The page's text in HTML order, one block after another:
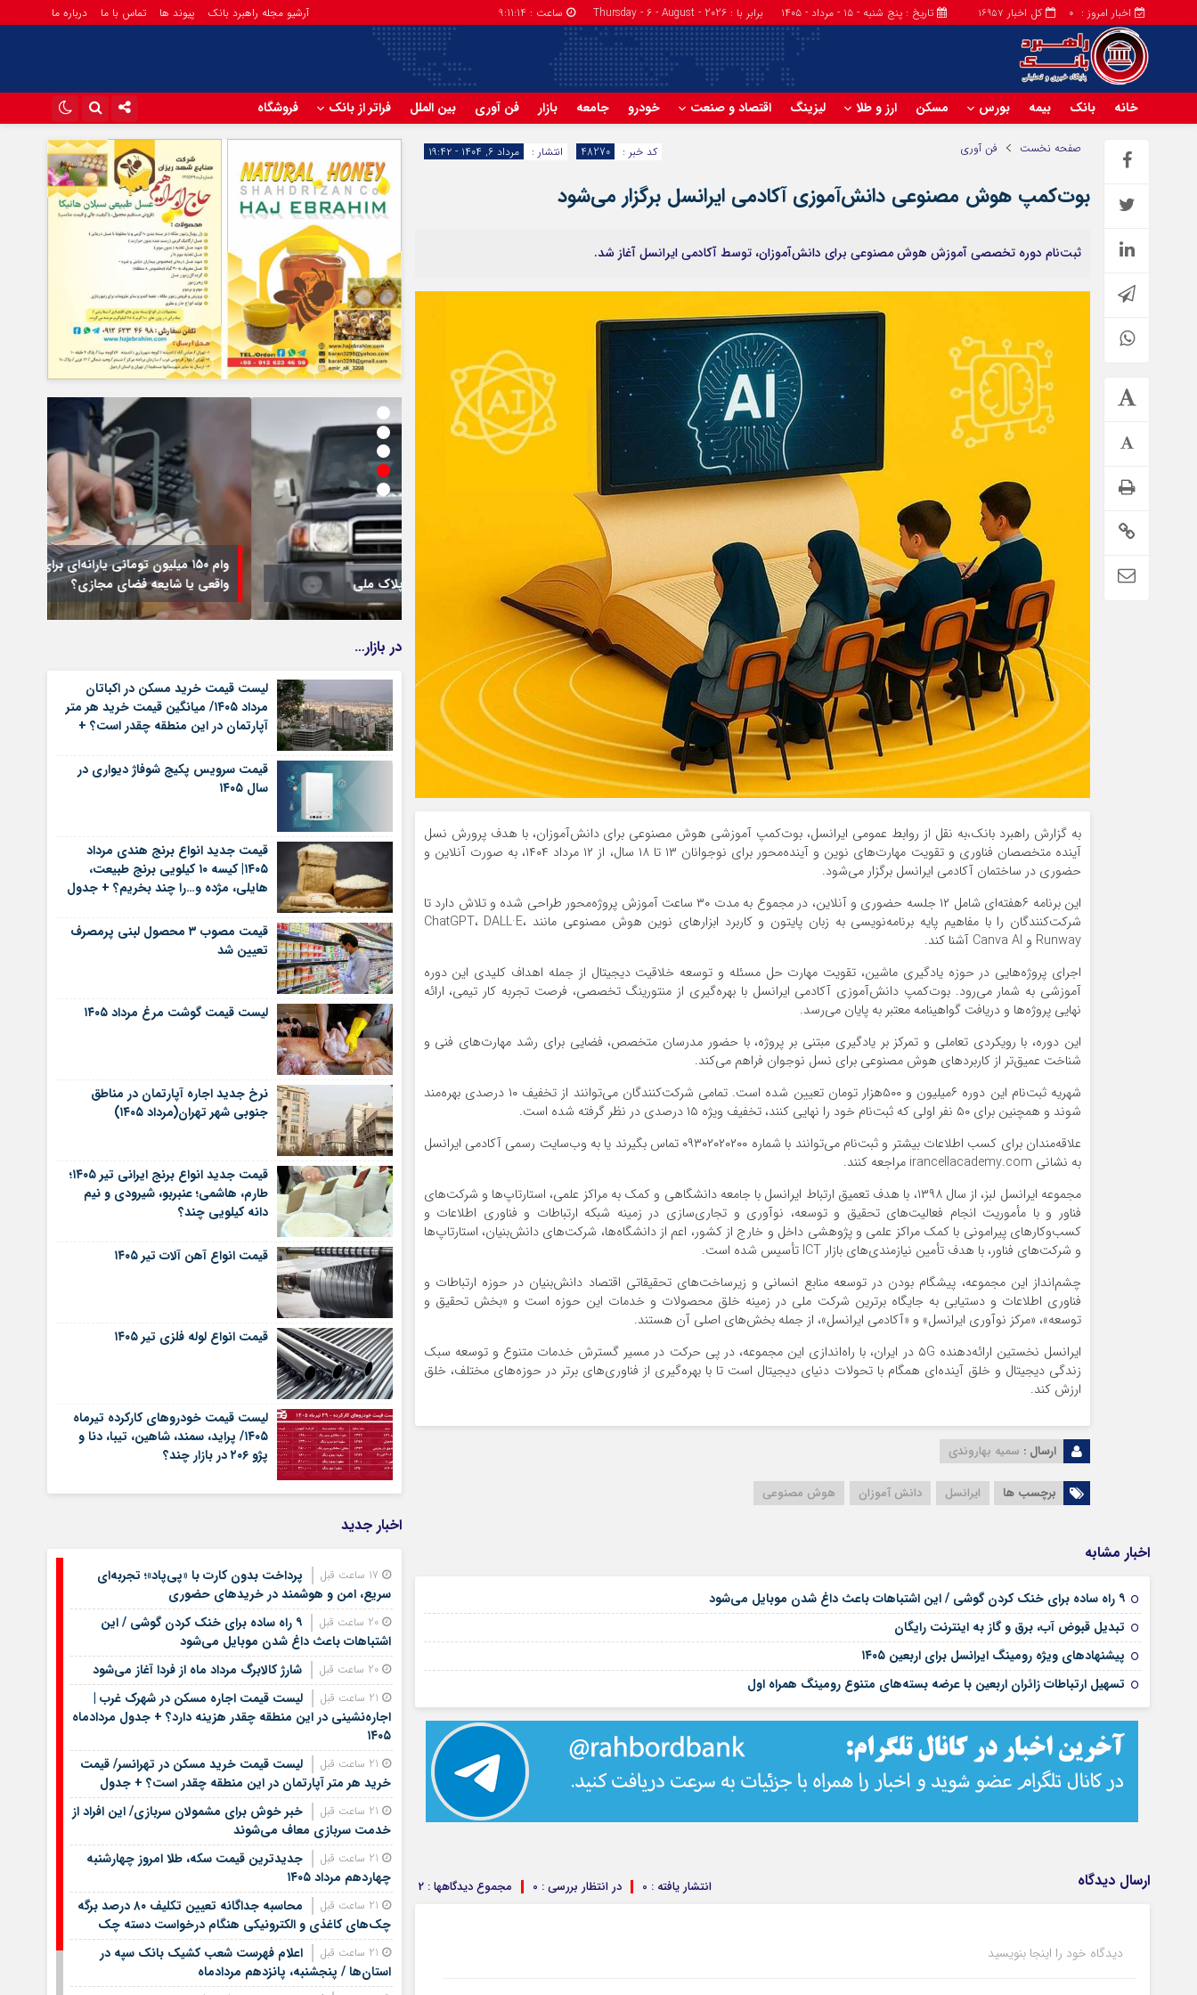
کل اخبار 16957 اخبار امروز : 0 تاریخ : پنج شنبه - ۱۵ - مرداد - ۱۴۰۵ برابر با : Thursday - 6 - August - 2026 ساعت : 9:11:14 آرشیو مجله راهبرد بانک پیوند ها تماس با ما درباره ما
خانه بانک بیمه بورس مسکن ارز و طلا لیزینگ اقتصاد و صنعت خودرو جامعه بازار فن آوری بین الملل فراتر از بانک فروشگاه
اینستاگرام
تلگرام
آپارات
صفحه نخست فن آوری انتشار : مرداد ۶, ۱۴۰۴ - ۱۹:۴۲ کد خبر : 48270
بوت‌کمپ هوش مصنوعی دانش‌آموزی آکادمی ایرانسل برگزار می‌شود
ثبت‌نام دوره تخصصی آموزش هوش مصنوعی برای دانش‌آموزان، توسط آکادمی ایرانسل آغاز شد.
به گزارش راهبرد بانک،به نقل از روابط عمومی ایرانسل، بوت‌کمپ آموزشی هوش مصنوعی برای دانش‌آموزان، با هدف پرورش نسل
آینده متخصصان فناوری و تقویت مهارت‌های نوین و آینده‌محور برای نوجوانان ۱۳ تا ۱۸ سال، از ۱۲ مرداد ۱۴۰۴، به صورت آنلاین و
حضوری در ساختمان آکادمی ایرانسل برگزار می‌شود.
این برنامه ۶هفته‌ای شامل ۱۲ جلسه حضوری و آنلاین، در مجموع به مدت ۳۰ ساعت آموزش پروژه‌محور طراحی شده و تلاش دارد تا
شرکت‌کنندگان را با مفاهیم پایه برنامه‌نویسی به زبان پایتون و کاربرد ابزارهای نوین هوش مصنوعی مانند ChatGPT، DALL·E،
Runway و Canva AI آشنا کند.
اجرای پروژه‌هایی در حوزه یادگیری ماشین، تقویت مهارت حل مسئله و توسعه خلاقیت دیجیتال از جمله اهداف کلیدی این دوره
آموزشی به شمار می‌رود. بوت‌کمپ دانش‌آموزی آکادمی ایرانسل با بهره‌گیری از منتورینگ تخصصی، فرصت تجربه کار تیمی، ارائه
نهایی پروژه‌ها و دریافت گواهینامه معتبر به پایان می‌رسد.
این دوره، با رویکردی تعاملی و تمرکز بر یادگیری مبتنی بر پروژه، با حضور مدرسان متخصص، فضایی برای رشد مهارت‌های فنی و
شناخت عمیق‌تر از کاربردهای هوش مصنوعی برای نسل نوجوان فراهم می‌کند.
شهریه ثبت‌نام این دوره ۶میلیون و ۵۰۰هزار تومان تعیین شده است. تمامی شرکت‌کنندگان می‌توانند از تخفیف ۱۰ درصدی بهره‌مند
شوند و همچنین برای ۵۰ نفر اولی که ثبت‌نام خود را نهایی کنند، تخفیف ویژه ۱۵ درصدی در نظر گرفته شده است.
علاقه‌مندان برای کسب اطلاعات بیشتر و ثبت‌نام می‌توانند با شماره ۰۹۳۰۲۰۲۰۲۰۰ تماس بگیرند یا به وب‌سایت رسمی آکادمی ایرانسل
به نشانی irancellacademy.com مراجعه کنند.
مجموعه ایرانسل لبز، از سال ۱۳۹۸، با هدف تعمیق ارتباط ایرانسل با جامعه دانشگاهی و کمک به مراکز علمی، استارتاپ‌ها و شرکت‌های
فناور و با مأموریت انجام فعالیت‌های تحقیق و توسعه، نوآوری و تجاری‌سازی در زمینه شبکه ارتباطات و فناوری اطلاعات و
کسب‌وکارهای پیرامونی با کمک مراکز علمی و پژوهشی داخل و خارج از کشور، اعم از دانشگاه‌ها، شرکت‌های دانش‌بنیان، استارتاپ‌ها
و شرکت‌های فناور، با هدف تأمین نیازمندی‌های بازار ICT تأسیس شده است.
چشم‌انداز این مجموعه، پیشگام بودن در توسعه منابع انسانی و زیرساخت‌های تحقیقاتی اقتصاد دانش‌بنیان در حوزه ارتباطات و
فناوری اطلاعات و دستیابی به جایگاه برترین شرکت ملی در زمینه خلق محصولات و خدمات این حوزه است و «بخش تحقیق و
توسعه»، «مرکز نوآوری ایرانسل» و «آکادمی ایرانسل»، از جمله بخش‌های اصلی آن هستند.
ایرانسل نخستین ارائه‌دهنده ۵G در ایران، با راه‌اندازی این مجموعه، در پی حرکت در مسیر گسترش خدمات متنوع و توسعه سبک
زندگی دیجیتال و خلق آینده‌ای همگام با تحولات دنیای دیجیتال است تا با بهره‌گیری از فناوری‌های برتر در حوزه‌های مختلف، خلق
ارزش کند.
ارسال : سمیه بهاروندی
برچسب ها ایرانسل دانش آموزان هوش مصنوعی
اخبار مشابه
۹ راه ساده برای خنک کردن گوشی / این اشتباهات باعث داغ شدن موبایل می‌شود
تبدیل قبوض آب، برق و گاز به اینترنت رایگان
پیشنهادهای ویژه رومینگ ایرانسل برای اربعین ۱۴۰۵
تسهیل ارتباطات زائران اربعین با عرضه بسته‌های متنوع رومینگ همراه اول
ارسال دیدگاه مجموع دیدگاهها : 2 در انتظار بررسی : 0 انتشار یافته : 0
دیدگاه خود را اینجا بنویسید
وام بازنشستگان به ۲۰۰ میلیون تومان رسید / جزییات ثبت
نام مرداد ۱۴۰۵ اعلام شد
فراخوان تبدیل پلاک مناطق آزاد به پلاک ملی
وام ۱۵۰ میلیون تومانی یارانه‌ای برای دهک‌های ۱ تا ۹؛ خبر
واقعی یا شایعه فضای مجازی؟
در بازار…
لیست قیمت خرید مسکن در اکباتان
مرداد ۱۴۰۵/ میانگین قیمت خرید هر متر
آپارتمان در این منطقه چقدر است؟ +
قیمت سرویس پکیج شوفاژ دیواری در
سال ۱۴۰۵
قیمت جدید انواع برنج هندی مرداد
۱۴۰۵| کیسه ۱۰ کیلویی برنج طبیعت،
هایلی، مژده و…را چند بخریم؟ + جدول
قیمت مصوب ۳ محصول لبنی پرمصرف
تعیین شد
لیست قیمت گوشت مرغ مرداد ۱۴۰۵
نرخ جدید اجاره آپارتمان در مناطق
جنوبی شهر تهران(مرداد ۱۴۰۵)
قیمت جدید انواع برنج ایرانی تیر ۱۴۰۵؛
طارم، هاشمی؛ عنبربو، شیرودی و نیم
دانه کیلویی چند؟
قیمت انواع آهن آلات تیر ۱۴۰۵
قیمت انواع لوله فلزی تیر ۱۴۰۵
لیست قیمت خودروهای کارکرده تیرماه
۱۴۰۵/ پراید، سمند، شاهین، تیبا، دنا و
پژو ۲۰۶ در بازار چند؟
اخبار جدید
پرداخت بدون کارت با «پی‌پاد»؛ تجربه‌ای
سریع، امن و هوشمند در خریدهای حضوری
20 ساعت قبل
۹ راه ساده برای خنک کردن گوشی / این
اشتباهات باعث داغ شدن موبایل می‌شود
20 ساعت قبل شارژ کالابرگ مرداد ماه از فردا آغاز می‌شود
لیست قیمت اجاره مسکن در شهرک غرب |
اجاره‌نشینی در این منطقه چقدر هزینه دارد؟ + جدول مردادماه
۱۴۰۵
لیست قیمت خرید مسکن در تهرانسر/ قیمت
خرید هر متر آپارتمان در این منطقه چقدر است؟ + جدول
خبر خوش برای مشمولان سربازی/ این افراد از
خدمت سربازی معاف می‌شوند
جدیدترین قیمت سکه، طلا امروز چهارشنبه
چهاردهم مرداد ۱۴۰۵
محاسبه جداگانه تعیین تکلیف ۸۰ درصد برگه
چک‌های کاغذی و الکترونیکی هنگام درخواست دسته چک
اعلام فهرست شعب کشیک بانک سپه در
استان‌ها / پنجشنبه، پانزدهم مردادماه